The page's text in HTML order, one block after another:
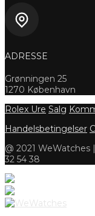
ADRESSE
Grønningen 25
1270 København
Rolex Ure Salg
Handelsbetingelser
@ 2021 WeWatches
32 54 38